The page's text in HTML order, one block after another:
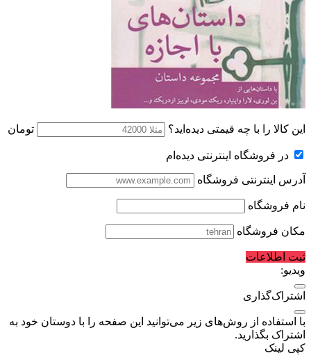
این کالا را با چه قیمتی دیده‌اید؟ تومان
در فروشگاه اینترنتی دیده‌ام
آدرس اینترنتی فروشگاه
نام فروشگاه
مکان فروشگاه
ثبت اطلاعات
ویدیو:
اشتراک‌گذاری
با استفاده از روش‌های زیر می‌توانید این صفحه را با دوستان خود به
اشتراک بگذارید.
کپی لینک